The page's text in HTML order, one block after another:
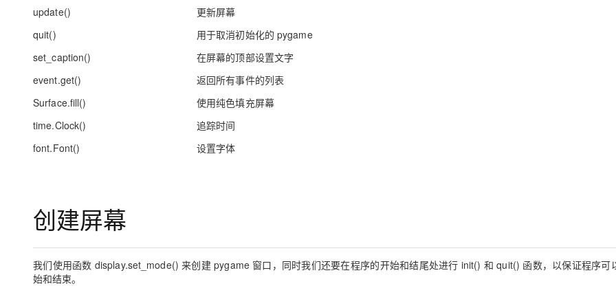
update()
更新屏幕
quit()
用于取消初始化的 pygame
set_caption()
在屏幕的顶部设置文字
event.get()
返回所有事件的列表
Surface.fill()
使用纯色填充屏幕
time.Clock()
追踪时间
font.Font()
设置字体
创建屏幕
我们使用函数 display.set_mode() 来创建 pygame 窗口，同时我们还要在程序的开始和结尾处进行 init() 和quit() 函数，以保证程序可
始和结束。